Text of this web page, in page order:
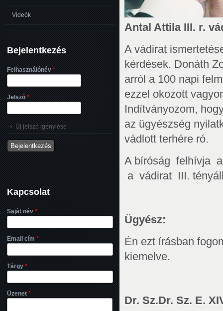
Antal Attila III. r.
A vádirat
kérdések. Donáth
arról a 100 napi
ezzel okozott
Indítványozom,
az ügyészség
vádlott terhére ró.
A bíróság felhívja
a vádirat III.
Ügyész:
Én ezt írásban
kiemelve.
Dr. Sz.Dr. Sz. E.
Videók
Bejelentkezés
Felhasználónév *
Jelszó *
Új jelszó igénylése
Kapcsolat
Saját név *
Email cím *
Tárgy *
Üzenet *